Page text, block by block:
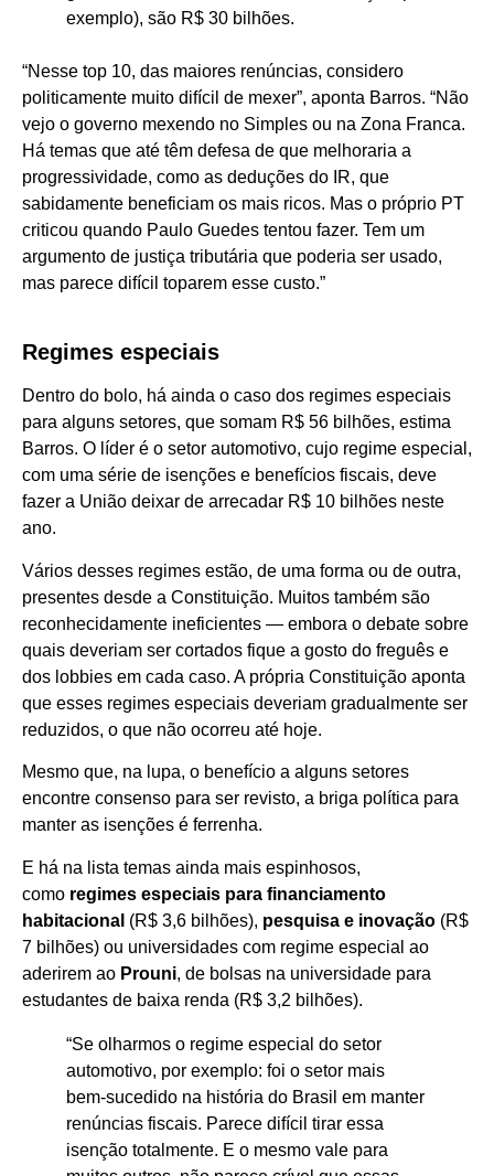
exemplo), são R$ 30 bilhões.
“Nesse top 10, das maiores renúncias, considero
politicamente muito difícil de mexer”, aponta Barros. “Não
vejo o governo mexendo no Simples ou na Zona Franca.
Há temas que até têm defesa de que melhoraria a
progressividade, como as deduções do IR, que
sabidamente beneficiam os mais ricos. Mas o próprio PT
criticou quando Paulo Guedes tentou fazer. Tem um
argumento de justiça tributária que poderia ser usado,
mas parece difícil toparem esse custo.”
Regimes especiais
Dentro do bolo, há ainda o caso dos regimes especiais
para alguns setores, que somam R$ 56 bilhões, estima
Barros. O líder é o setor automotivo, cujo regime especial,
com uma série de isenções e benefícios fiscais, deve
fazer a União deixar de arrecadar R$ 10 bilhões neste
ano.
Vários desses regimes estão, de uma forma ou de outra,
presentes desde a Constituição. Muitos também são
reconhecidamente ineficientes — embora o debate sobre
quais deveriam ser cortados fique a gosto do freguês e
dos lobbies em cada caso. A própria Constituição aponta
que esses regimes especiais deveriam gradualmente ser
reduzidos, o que não ocorreu até hoje.
Mesmo que, na lupa, o benefício a alguns setores
encontre consenso para ser revisto, a briga política para
manter as isenções é ferrenha.
E há na lista temas ainda mais espinhosos,
como regimes especiais para financiamento
habitacional (R$ 3,6 bilhões), pesquisa e inovação (R$
7 bilhões) ou universidades com regime especial ao
aderirem ao Prouni, de bolsas na universidade para
estudantes de baixa renda (R$ 3,2 bilhões).
“Se olharmos o regime especial do setor
automotivo, por exemplo: foi o setor mais
bem-sucedido na história do Brasil em manter
renúncias fiscais. Parece difícil tirar essa
isenção totalmente. E o mesmo vale para